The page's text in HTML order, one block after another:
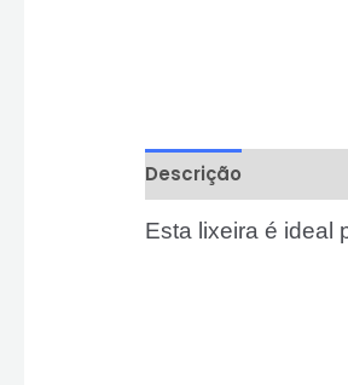
Descrição
Esta lixeira é ideal